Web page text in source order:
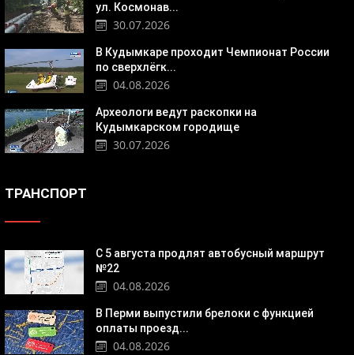
ул. Космонав...
30.07.2026
В Кудымкаре проходит Чемпионат России
по сверхлёгк...
04.08.2026
Археологи ведут раскопки на
Кудымкарском городище
30.07.2026
ТРАНСПОРТ
С 5 августа продлят автобусный маршрут
№22
04.08.2026
В Перми выпустили брелоки с функцией
оплаты проезд...
04.08.2026